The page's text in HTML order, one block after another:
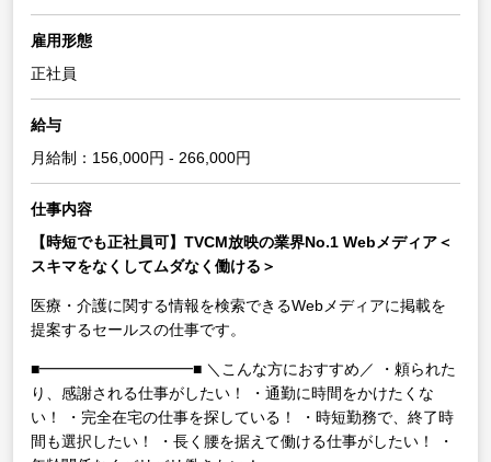
雇用形態
正社員
給与
月給制：156,000円 - 266,000円
仕事内容
【時短でも正社員可】TVCM放映の業界No.1 Webメディア＜
スキマをなくしてムダなく働ける＞
医療・介護に関する情報を検索できるWebメディアに掲載を
提案するセールスの仕事です。
■━━━━━━━━━━■ ＼こんな方におすすめ／
・頼られた
り、感謝される仕事がしたい！
・通勤に時間をかけたくな
い！
・完全在宅の仕事を探している！
・時短勤務で、終了時
間も選択したい！
・長く腰を据えて働ける仕事がしたい！
・